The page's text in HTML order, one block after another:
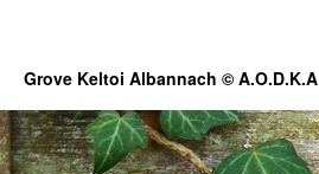
Grove Keltoi Albannach © A.O.D.K.A